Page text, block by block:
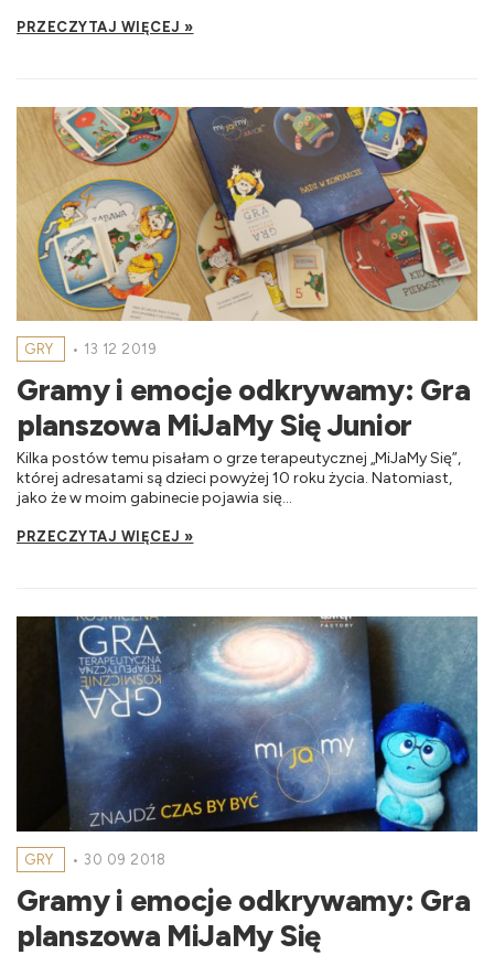
PRZECZYTAJ WIĘCEJ »
GRY • 13 12 2019
Gramy i emocje odkrywamy: Gra
planszowa MiJaMy Się Junior
Kilka postów temu pisałam o grze terapeutycznej „MiJaMy Się”,
której adresatami są dzieci powyżej 10 roku życia. Natomiast,
jako że w moim gabinecie pojawia się...
PRZECZYTAJ WIĘCEJ »
GRY • 30 09 2018
Gramy i emocje odkrywamy: Gra
planszowa MiJaMy Się